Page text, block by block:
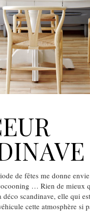
de fêtes me donne
… Rien de mieux
déco scandinave, elle qui
cette atmosphère si